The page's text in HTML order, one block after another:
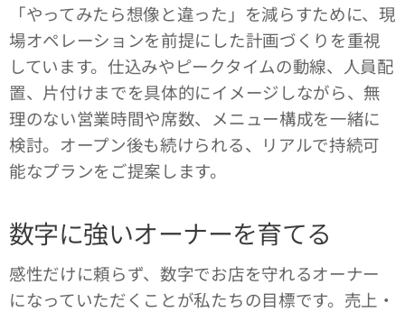
「やってみたら想像と違った」を減らすために、現
場オペレーションを前提にした計画づくりを重視
しています。仕込みやピークタイムの動線、人員配
置、片付けまでを具体的にイメージしながら、無
理のない営業時間や席数、メニュー構成を一緒に
検討。オープン後も続けられる、リアルで持続可
能なプランをご提案します。
数字に強いオーナーを育てる
感性だけに頼らず、数字でお店を守れるオーナー
になっていただくことが私たちの目標です。売上・